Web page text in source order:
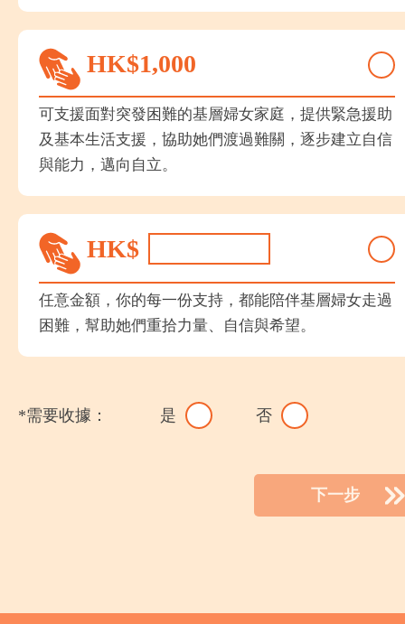
HK$1,000
可支援面對突發困難的基層婦女家庭，提供緊急援助
及基本生活支援，協助她們渡過難關，逐步建立自信
與能力，邁向自立。
HK$
任意金額，你的每一份支持，都能陪伴基層婦女走過
困難，幫助她們重拾力量、自信與希望。
*需要收據： 是 否
下一步